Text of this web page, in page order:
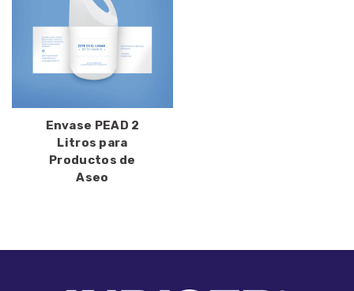
Envase PEAD 2
Litros para
Productos de
Aseo